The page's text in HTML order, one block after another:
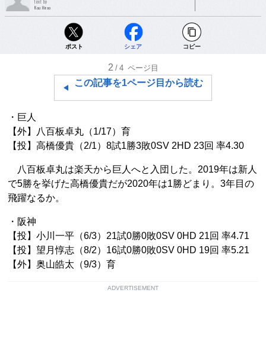
Kou Hiroo
ポスト シェア コピー
2 /4 ページ目
この記事を1ページ目から読む
・巨人
【外】八百板卓丸（1/17）育
【投】高橋優貴（2/1）8試1勝3敗0SV 2HD 23回 率4.30
八百板卓丸は楽天から巨人へと入団した。2019年は新人
で5勝を挙げた高橋優貴だが2020年は1勝どまり。3年目の
飛躍なるか。
・阪神
【投】小川一平（6/3）21試0勝0敗0SV 0HD 21回 率4.71
【投】望月惇志（8/2）16試0勝0敗0SV 0HD 19回 率5.21
【外】奥山皓太（9/3）育
ADVERTISEMENT